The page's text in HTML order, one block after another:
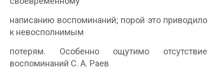
написанию воспоминаний; порой это приводило
к невосполнимым
потерям. Особенно ощутимо отсутствие
воспоминаний С. А. Раев­